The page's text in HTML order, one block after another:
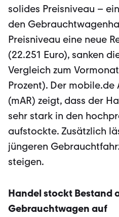
solides Preisniveau –
den
Preisniveau eine neue
(22.251 Euro), sanken
Vergleich zum
Prozent). Der
(mAR) zeigt, dass der
sehr stark in den
aufstockte. Zusätzlich
jüngeren
steigen.
Handel stockt Bestand
Gebrauchtwagen auf